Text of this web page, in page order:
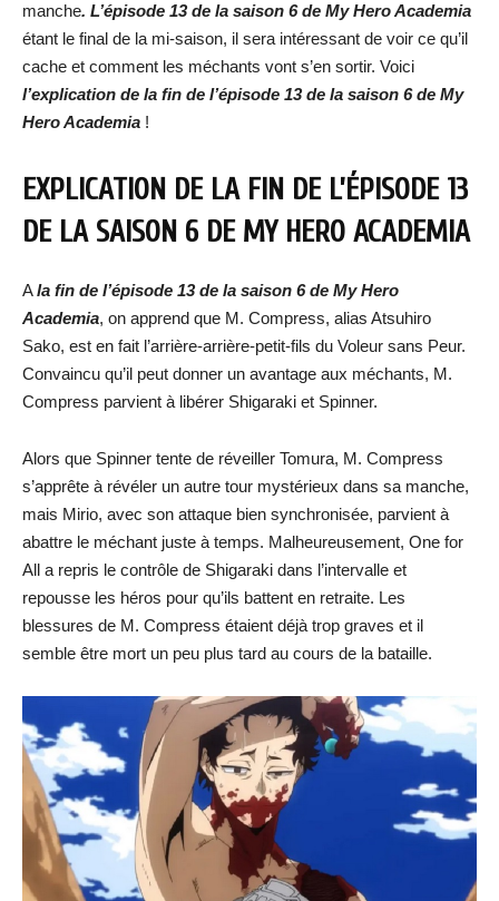
manche. L’épisode 13 de la saison 6 de My Hero Academia
étant le final de la mi-saison, il sera intéressant de voir ce qu’il
cache et comment les méchants vont s’en sortir. Voici
l’explication de la fin de l’épisode 13 de la saison 6 de My
Hero Academia !
EXPLICATION DE LA FIN DE L’ÉPISODE 13
DE LA SAISON 6 DE MY HERO ACADEMIA
Ala fin de l’épisode 13 de la saison 6 de My Hero
Academia, on apprend que M. Compress, alias Atsuhiro
Sako, est en fait l’arrière-arrière-petit-fils du Voleur sans Peur.
Convaincu qu’il peut donner un avantage aux méchants, M.
Compress parvient à libérer Shigaraki et Spinner.
Alors que Spinner tente de réveiller Tomura, M. Compress
s’apprête à révéler un autre tour mystérieux dans sa manche,
mais Mirio, avec son attaque bien synchronisée, parvient à
abattre le méchant juste à temps. Malheureusement, One for
All a repris le contrôle de Shigaraki dans l’intervalle et
repousse les héros pour qu’ils battent en retraite. Les
blessures de M. Compress étaient déjà trop graves et il
semble être mort un peu plus tard au cours de la bataille.